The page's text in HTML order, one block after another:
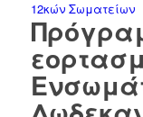
12κών Σωματείων